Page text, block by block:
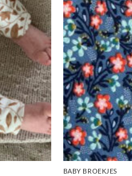
BABY BROEKJES